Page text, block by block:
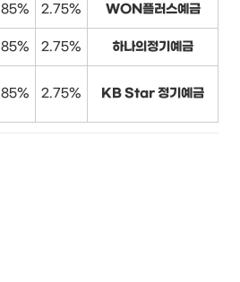
2.75% WON플러스예금
2.75% 하나의정기예금
2.75% KB Star 정기예금